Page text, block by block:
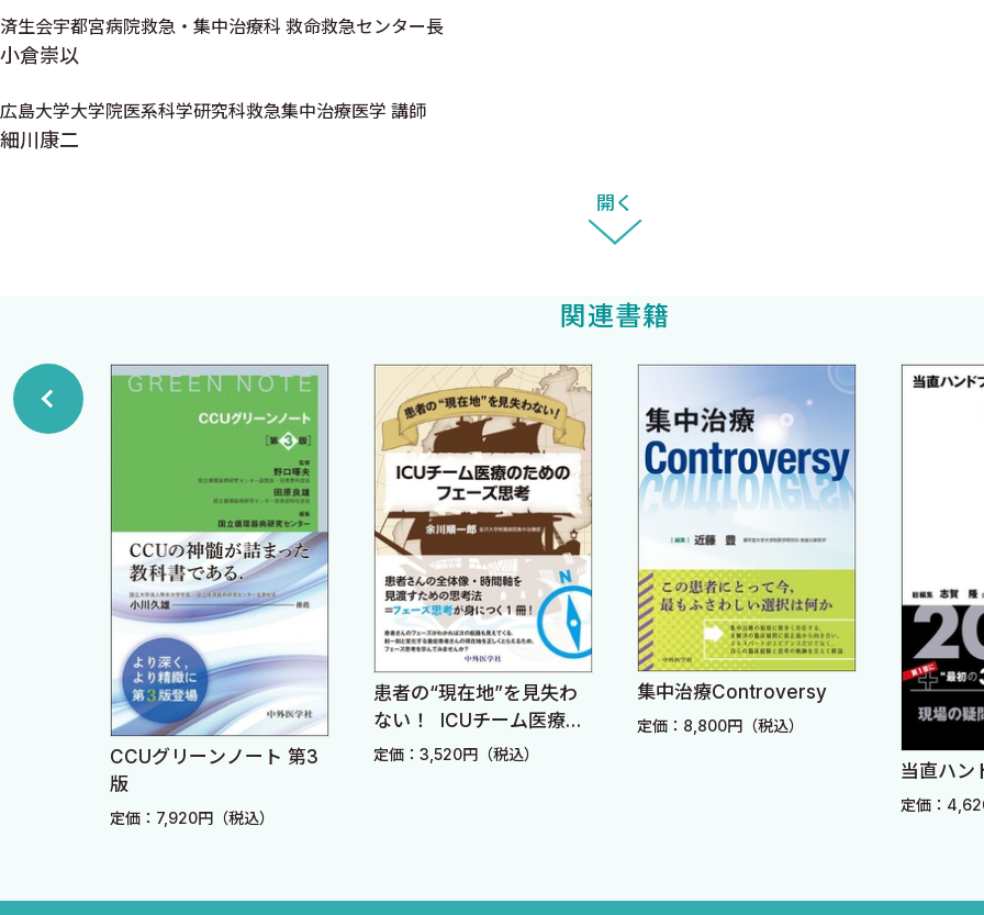
1 一次救命処置（BLS） 〈秦 昌子〉
2 二次救命処置（ACLS） 〈秦 昌子〉
4 心拍再開後の治療： PCAS（post cardiac arrest syndrome） 〈堀口真仁〉
2 両側びまん性すりガラス状陰影の鑑別 〈京 道人〉
3 ARDS 〈佐々木 賢〉
4 閉塞性肺障害，IP 〈江角 亮〉
5 心原性肺水腫 〈三角香世〉
6 酸素療法 〈緒方嘉隆〉
7 気道確保1 〈佐藤仁信〉
8 気道確保2 〈衛藤由佳〉
9 人工呼吸 〈木田佳子〉
10 人工呼吸中のモニタ： 呼吸器グラフィックス〈土手 尚〉
11 V-V ECMO 〈大下慎一郎〉
12 呼吸器離脱 〈木田佳子〉
13 呼吸理学療法 〈對東俊介〉
14 気管支内視鏡とBAL 〈京 道人〉
済生会宇都宮病院救急・集中治療科 救命救急センター長
小倉崇以
広島大学大学院医系科学研究科救急集中治療医学 講師
細川康二
開く
関連書籍
CCUグリーンノート 第3
版
定価：7,920円（税込）
患者の“現在地”を見失わ
ない！ ICUチーム医療の
ためのフェーズ思考
定価：3,520円（税込）
集中治療Controversy
定価：8,800円（税込）
当直ハン
定価：